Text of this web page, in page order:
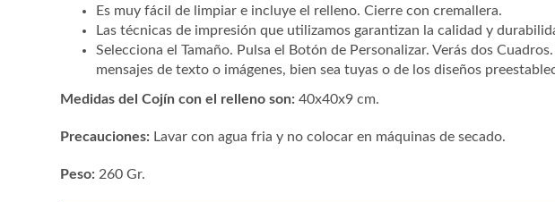
Es muy fácil de limpiar e incluye el relleno. Cierre con cremallera.
Las técnicas de impresión que utilizamos garantizan la calidad y
Selecciona el Tamaño. Pulsa el Botón de Personalizar. Verás dos
mensajes de texto o imágenes, bien sea tuyas o de los diseños
Medidas del Cojín con el relleno son:40x40x9 cm.
Precauciones:Lavar con agua fria y no colocar en máquinas de secado.
Peso:260 Gr.